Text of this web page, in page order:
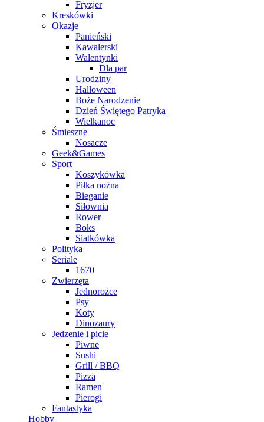
Fryzjer
Kreskówki
Okazje
Panieński
Kawalerski
Walentynki
Dla par
Urodziny
Halloween
Boże Narodzenie
Dzień Świętego Patryka
Wielkanoc
Śmieszne
Nosacze
Geek&Games
Sport
Koszykówka
Piłka nożna
Bieganie
Siłownia
Rower
Boks
Siatkówka
Polityka
Seriale
1670
Zwierzęta
Jednorożce
Psy
Koty
Dinozaury
Jedzenie i picie
Piwne
Sushi
Grill / BBQ
Pizza
Ramen
Pierogi
Fantastyka
Hobby